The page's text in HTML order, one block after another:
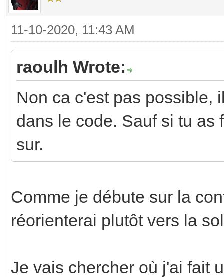
11-10-2020, 11:43 AM
raoulh Wrote:
Non ca c'est pas possible,
dans le code. Sauf si tu as
sur.
Comme je débute sur la
réorienterai plutôt vers la
Je vais chercher où j'ai fait